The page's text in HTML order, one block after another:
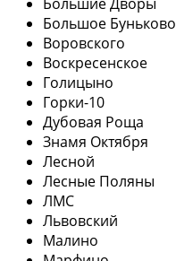
Большое Буньково
Воровского
Воскресенское
Голицыно
Горки-10
Дубовая Роща
Знамя Октября
Лесной
Лесные Поляны
ЛМС
Львовский
Малино